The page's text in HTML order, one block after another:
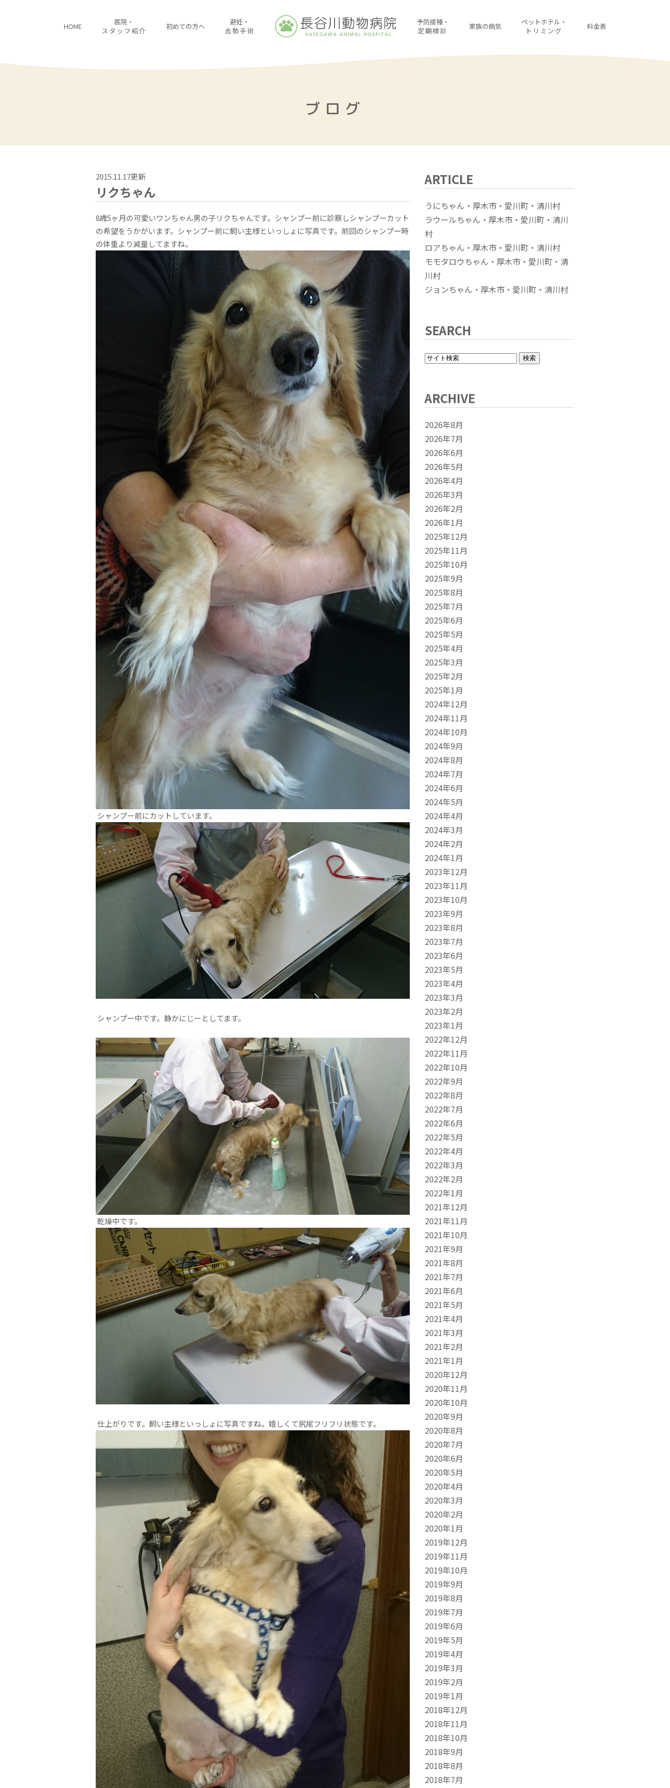
HOME
医院・
スタッフ紹介
初めての方へ
避妊・
去勢手術
予防接種・
定期検診
家族の病気
ペットホテル・
トリミング
料金表
ブログ
2015.11.17更新
リクちゃん
8歳5ヶ月の可愛いワンちゃん男の子リクちゃんです。シャンプー前に診察しシャンプーカット
の希望をうかがいます。シャンプー前に飼い主様といっしょに写真です。前回のシャンプー時
の体重より減量してますね。
シャンプー前にカットしています。
シャンプー中です。静かにじーとしてます。
乾燥中です。
仕上がりです。飼い主様といっしょに写真ですね。嬉しくて尻尾フリフリ状態です。
ARTICLE
うにちゃん・厚木市・愛川町・清川村
ラウールちゃん・厚木市・愛川町・清川
村
ロアちゃん・厚木市・愛川町・清川村
モモタロウちゃん・厚木市・愛川町・清
川村
ジョンちゃん・厚木市・愛川町・清川村
SEARCH
ARCHIVE
2026年8月
2026年7月
2026年6月
2026年5月
2026年4月
2026年3月
2026年2月
2026年1月
2025年12月
2025年11月
2025年10月
2025年9月
2025年8月
2025年7月
2025年6月
2025年5月
2025年4月
2025年3月
2025年2月
2025年1月
2024年12月
2024年11月
2024年10月
2024年9月
2024年8月
2024年7月
2024年6月
2024年5月
2024年4月
2024年3月
2024年2月
2024年1月
2023年12月
2023年11月
2023年10月
2023年9月
2023年8月
2023年7月
2023年6月
2023年5月
2023年4月
2023年3月
2023年2月
2023年1月
2022年12月
2022年11月
2022年10月
2022年9月
2022年8月
2022年7月
2022年6月
2022年5月
2022年4月
2022年3月
2022年2月
2022年1月
2021年12月
2021年11月
2021年10月
2021年9月
2021年8月
2021年7月
2021年6月
2021年5月
2021年4月
2021年3月
2021年2月
2021年1月
2020年12月
2020年11月
2020年10月
2020年9月
2020年8月
2020年7月
2020年6月
2020年5月
2020年4月
2020年3月
2020年2月
2020年1月
2019年12月
2019年11月
2019年10月
2019年9月
2019年8月
2019年7月
2019年6月
2019年5月
2019年4月
2019年3月
2019年2月
2019年1月
2018年12月
2018年11月
2018年10月
2018年9月
2018年8月
2018年7月